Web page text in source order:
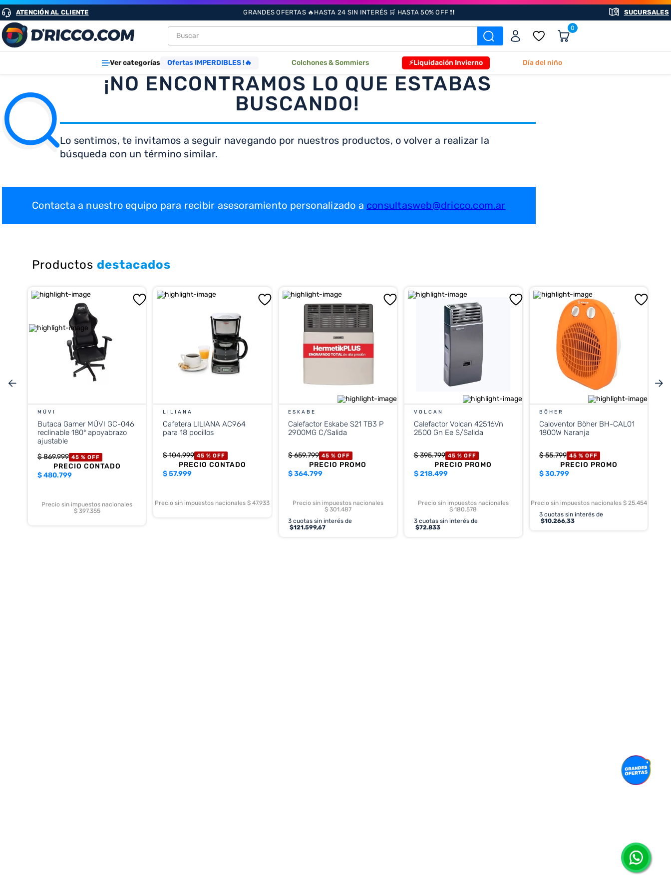
ATENCIÓN AL CLIENTE GRANDES OFERTAS 🔥HASTA 24 SIN INTERÉS 🛒 HASTA 50% OFF ❗❗ SUCURSALES
Buscar 0
Ver categorías Ofertas IMPERDIBLES !🔥 Colchones & Sommiers ⚡Liquidación Invierno Día del niño
¡NO ENCONTRAMOS LO QUE ESTABAS
BUSCANDO!
Lo sentimos, te invitamos a seguir navegando por nuestros productos, o volver a realizar la
búsqueda con un término similar.
Contacta a nuestro equipo para recibir asesoramiento personalizado a consultasweb@dricco.com.ar
Productos destacados
MÜVI
Butaca Gamer MÜVI GC-046
reclinable 180º apoyabrazo
ajustable
$869.999 45 % OFF
PRECIO CONTADO
$480.799
Precio sin impuestos nacionales
$ 397.355
LILIANA
Cafetera LILIANA AC964
para 18 pocillos
$104.999 45 % OFF
PRECIO CONTADO
$57.999
Precio sin impuestos nacionales $ 47.933
ESKABE
Calefactor Eskabe S21 TB3 P
2900MG C/Salida
$659.799 45 % OFF
PRECIO PROMO
$364.799
Precio sin impuestos nacionales
$ 301.487
3 cuotas sin interés de
$121.599,67
VOLCAN
Calefactor Volcan 42516Vn
2500 Gn Ee S/Salida
$395.799 45 % OFF
PRECIO PROMO
$218.499
Precio sin impuestos nacionales
$ 180.578
3cuotas sin interés de
$72.833
BÖHER
Caloventor Böher BH-CAL01
1800W Naranja
$55.799 45 % OFF
PRECIO PROMO
$30.799
Precio sin impuestos nacionales $ 25.454
3cuotas sin interés de
$10.266,33
TÉRMINOS MÁS BUSCADOS
1. heladeras
2. lavarropas
4. heladera
5 cocinas
6